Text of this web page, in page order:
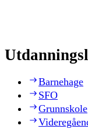
Barnehage
SFO
Grunnskole